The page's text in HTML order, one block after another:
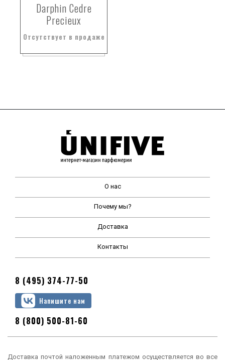
Darphin Cedre
Precieux
Отсутствует в продаже
О нас
Почему мы?
Доставка
Контакты
8 (495) 374-77-50
Напишите нам
8 (800) 500-81-60
Доставка почтой наложенным платежом осуществляется во все